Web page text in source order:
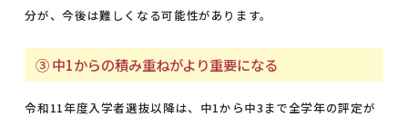
分が、今後は難しくなる可能性があります。
③ 中1からの積み重ねがより重要になる
令和11年度入学者選抜以降は、中1から中3まで全学年の評定が